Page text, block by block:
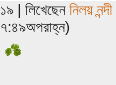
১৯ | লিখেছেন নিলয় নন্দী
৭:৪৯অপরাহ্ন)